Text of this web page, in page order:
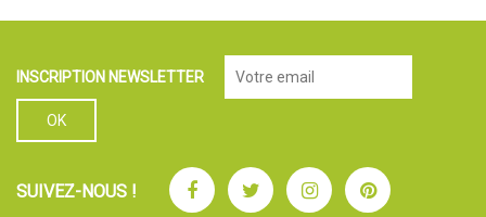
INSCRIPTION NEWSLETTER
SUIVEZ-NOUS ! FacebookTwitterInstagramPinterest